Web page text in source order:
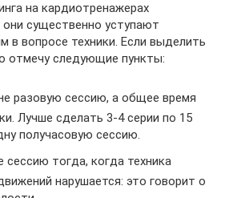
на кардиотренажерах
существенно уступают
в вопросе техники. Если выделить
отмечу следующие пункты:
разовую сессию, а общее время
Лучше сделать 3-4 серии по 15
получасовую сессию.
сессию тогда, когда техника
нарушается: это говорит о